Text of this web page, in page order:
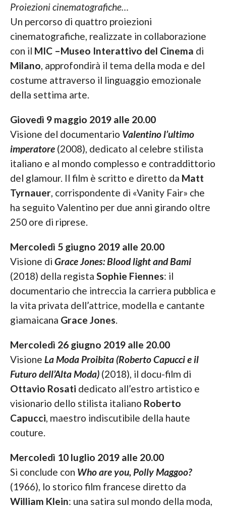
Proiezioni cinematografiche…
Un percorso di quattro proiezioni
cinematografiche, realizzate in collaborazione
con il MIC –Museo Interattivo del Cinema di
Milano , approfondirà il tema della moda e del
costume attraverso il linguaggio emozionale
della settima arte.
Giovedì 9 maggio 2019 alle 20.00
Visione del documentario Valentino l’ultimo
imperatore (2008), dedicato al celebre stilista
italiano e al mondo complesso e contraddittorio
del glamour. Il film è scritto e diretto da Matt
Tyrnauer, corrispondente di «Vanity Fair» che
ha seguito Valentino per due anni girando oltre
250 ore di riprese.
Mercoledì 5 giugno 2019 alle 20.00
Visione di Grace Jones: Blood light and Bami
(2018) della regista Sophie Fiennes: il
documentario che intreccia la carriera pubblica e
la vita privata dell’attrice, modella e cantante
giamaicana Grace Jones
Mercoledì 26 giugno 2019 alle 20.00
Visione La Moda Proibita (Roberto Capucci e il
Futuro dell’Alta Moda)(2018), il docu-film di
Ottavio Rosati dedicato all’estro artistico e
visionario dello stilista italiano Roberto
Capucci , maestro indiscutibile della haute
couture.
Mercoledì 10 luglio 2019 alle 20.00
Si conclude con Who are you, Polly Maggoo?
(1966), lo storico film francese diretto da
William Klein: una satira sul mondo della moda,